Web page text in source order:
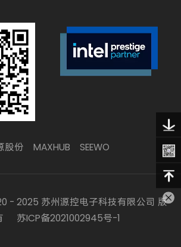
股份 MAXHUB SEEWO
- 2025 苏州源控电子科技有限公司 版
苏ICP备2021002945号-1